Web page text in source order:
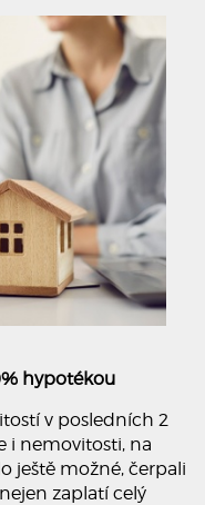
hypotékou
v posledních 2
i nemovitosti, na
ještě možné, čerpali
zaplatí celý